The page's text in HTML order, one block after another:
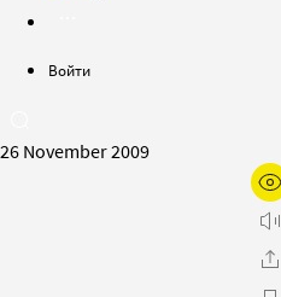
Войти
26 November 2009